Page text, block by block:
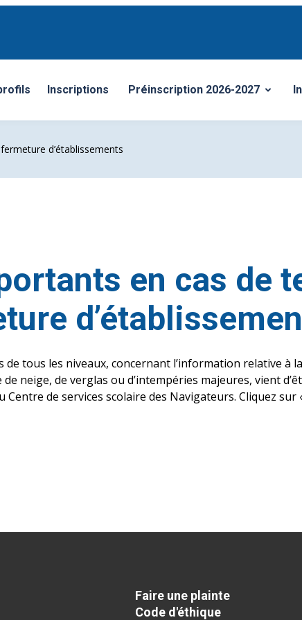
Inscriptions Préinscription 2026-2027
Ouvrir/Fermer le sous-menu
d’établissements
en cas de
de tous les niveaux, concernant l’information relative à
neige, de verglas ou d’intempéries majeures, vient
Centre de services scolaire des Navigateurs. Cliquez sur
Faire une plainte
Code d'éthique